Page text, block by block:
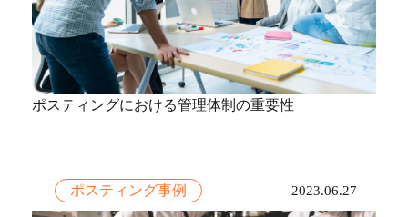
ポスティングにおける管理体制の重要性
ポスティング事例 2023.06.27